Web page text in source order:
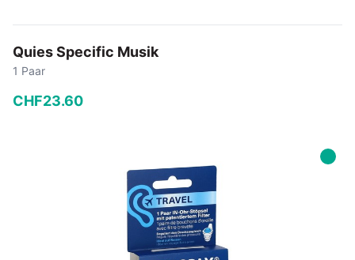
Quies Specific Musik
1 Paar
CHF23.60
In den Warenkorb